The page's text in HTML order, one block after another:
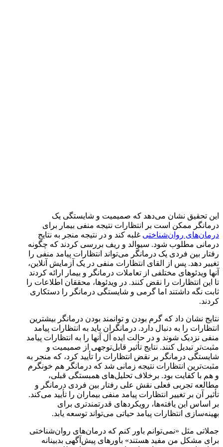
این تحقیق نشان می‌دهد که صمیمیت و شایستگی یک
درمانگر ممکن است بر انتظارات نتیجه منفی بیمار برای
درمان‌های روان‌شناختی غلبه کند و در نتیجه منجر به نتایج
درمانی مطلوب شود. سیوالد و ریف بررسی کردند که چگونه
رفتار بین فردی یک درمانگر می‌تواند انتظارات پیامد منفی را
تغییر دهد. پس از القای انتظارات منفی در یک آزمایش آنلاین،
آنها ویدئوهای مختلفی از تعاملات درمانگر و بیمار ارائه کردند
تا این انتظارات را نقض کنند. در ویدئوها، محققان اطلاعات را
ثابت نگه داشتند اما گرمی و شایستگی درمانگر را دستکاری
کردند.
نتایج نشان داد که گرم بودن و توانمند بودن درمانگر بیشترین
انتظارات را به دنبال دارد. درمانگران باید به انتظارات پیامد
منفی نزدیک شوند و در حالت ایده آل آنها را به انتظارات پیامد
مثبت‌تر تبدیل کنند. نتایج تأثیر قابل‌توجهی از صمیمیت و
شایستگی درمانگر بر نقض انتظارات را تأیید کرد، که منجر به
مثبت‌ترین انتظارات نتیجه زمانی شد که درمانگر هم خونگرم
و هم با کفایت بود. برخلاف تحلیل‌های همبستگی قبلی،
مطالعه تجربی فعلی نقش علی رفتار بین فردی درمانگر و
تأثیر آن بر تغییر انتظارات پیامد منفی بیماران را تأیید می‌کند.
بر اساس این یافته‌ها، رویکردهای قدرتمندتری برای
بهینه‌سازی انتظارات پیامد حیاتی می‌تواند توسعه یابد.
جملاتی مثل «نمی‌توانم باور کنم که درمان‌های روان‌شناختی
برای مشکل من مفید هستند» باورهای پیش‌آگهی بدبینانه